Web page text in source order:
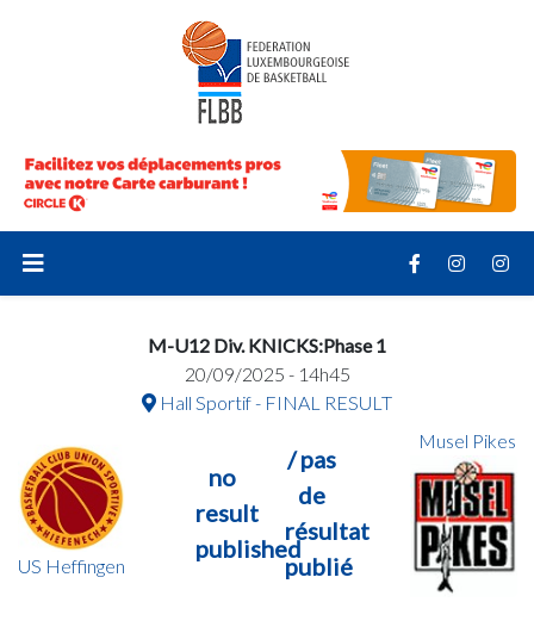
M-U12 Div. KNICKS:Phase 1
20/09/2025 - 14h45
Hall Sportif - FINAL RESULT
US Heffingen
no
result
published
/ pas
de
résultat
publié
Musel Pikes